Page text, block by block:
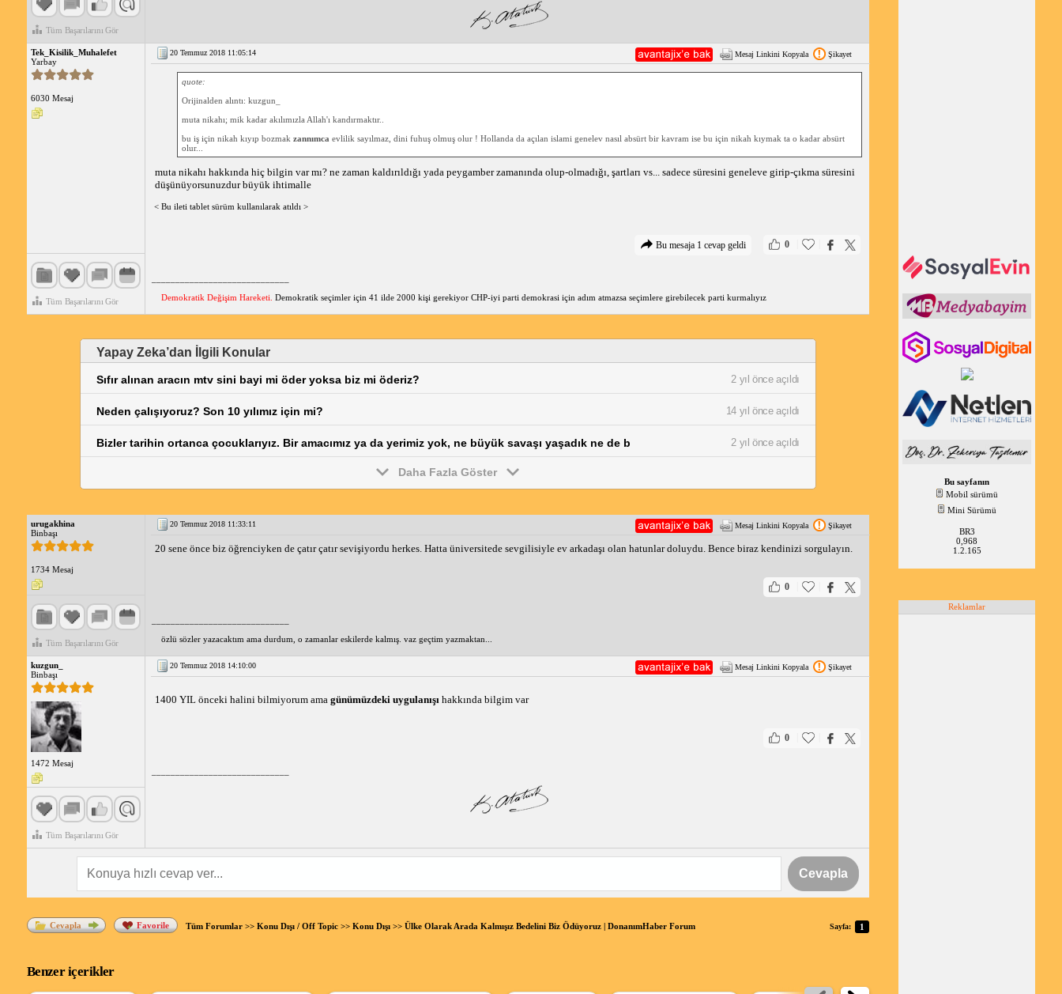
Tüm Başarılarını Gör
Tek_Kisilik_Muhalefet
Yarbay
6030 Mesaj
Tüm Başarılarını Gör
20 Temmuz 2018 11:05:14 Mesaj Linkini Kopyala Şikayet
quote:
Orijinalden alıntı: kuzgun_
muta nikahı; mik kadar akılımızla Allah'ı kandırmaktır..
bu iş için nikah kıyıp bozmak zannımca evlilik sayılmaz, dini fuhuş olmuş olur ! Hollanda da açılan islami genelev nasıl absürt bir kavram ise bu için nikah kıymak ta o kadar absürt
olur...
muta nikahı hakkında hiç bilgin var mı? ne zaman kaldırıldığı yada peygamber zamanında olup-olmadığı, şartları vs... sadece süresini geneleve girip-çıkma süresini
düşünüyorsunuzdur büyük ihtimalle
< Bu ileti tablet sürüm kullanılarak atıldı >
0
Bu mesaja 1 cevap geldi
Demokratik Değişim Hareketi. Demokratik seçimler için 41 ilde 2000 kişi gerekiyor CHP-iyi parti demokrasi için adım atmazsa seçimlere girebilecek parti kurmalıyız
Yapay Zeka’dan İlgili Konular
Sıfır alınan aracın mtv sini bayi mi öder yoksa biz mi öderiz? 2 yıl önce açıldı
Neden çalışıyoruz? Son 10 yılımız için mi? 14 yıl önce açıldı
Bizler tarihin ortanca çocuklarıyız. Bir amacımız ya da yerimiz yok, ne büyük savaşı yaşadık ne de b 2 yıl önce açıldı
Daha Fazla Göster
urugakhina
Binbaşı
1734 Mesaj
Tüm Başarılarını Gör
20 Temmuz 2018 11:33:11 Mesaj Linkini Kopyala Şikayet
20 sene önce biz öğrenciyken de çatır çatır sevişiyordu herkes. Hatta üniversitede sevgilisiyle ev arkadaşı olan hatunlar doluydu. Bence biraz kendinizi sorgulayın.
0
özlü sözler yazacaktım ama durdum, o zamanlar eskilerde kalmış. vaz geçtim yazmaktan...
kuzgun_
Binbaşı
1472 Mesaj
Tüm Başarılarını Gör
20 Temmuz 2018 14:10:00 Mesaj Linkini Kopyala Şikayet
1400 YIL önceki halini bilmiyorum ama günümüzdeki uygulanışıhakkında bilgim var
0
Cevapla
Sayfa: 1
Cevapla Favorile Tüm Forumlar>> Konu Dışı / Off Topic>> Konu Dışı>> Ülke Olarak Arada Kalmışız Bedelini Biz Ödüyoruz | DonanımHaber Forum
Benzer içerikler
Bu sayfanın
Mobil sürümü
Mini Sürümü
BR3
0,968
1.2.165
Reklamlar